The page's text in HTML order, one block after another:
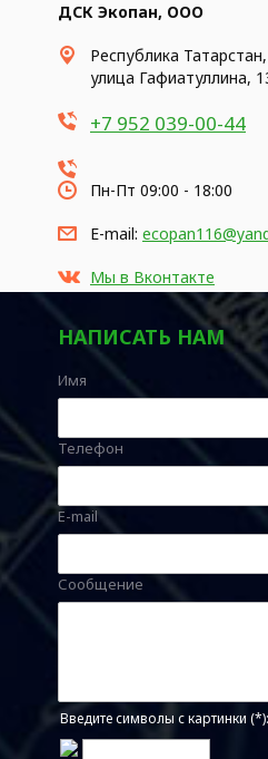
ДСК Экопан, ООО
Республика
улица Гафиатуллина,
+7 952 039-00-44
Пн-Пт 09:00 - 18:00
E-mail:
Мы в Вконтакте
НАПИСАТЬ НАМ
Имя
Телефон
E-mail
Сообщение
Введите символы с картинки (*):